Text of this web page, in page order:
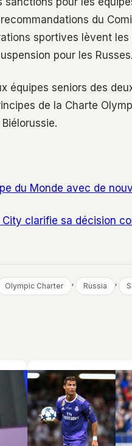
du
sportives lèvent
pour les Russes.
équipes seniors des
de la Charte
du Monde avec de
City clarifie sa décision
Olympic Charter , Russia ,